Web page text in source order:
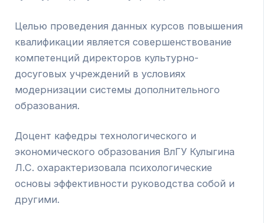
Целью проведения данных курсов повышения
квалификации является совершенствование
компетенций директоров культурно-
досуговых учреждений в условиях
модернизации системы дополнительного
образования.
Доцент кафедры технологического и
экономического образования ВлГУ Кулыгина
Л.С. охарактеризовала психологические
основы эффективности руководства собой и
другими.